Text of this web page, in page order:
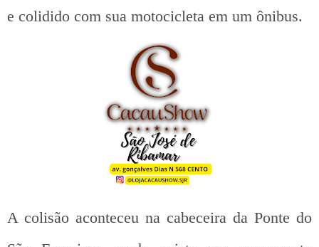
e colidido com sua motocicleta em um ônibus.
A colisão aconteceu na cabeceira da Ponte do